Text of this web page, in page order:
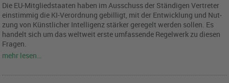
Die EU-Mit­glied­staa­ten haben im Aus­schuss der Stän­di­gen Ver­tre­ter
ein­stim­mig die KI-Ver­ord­nung ge­bil­ligt, mit der Ent­wick­lung und Nut­
zung von Künst­li­cher In­tel­li­genz stär­ker ge­re­gelt wer­den sol­len. Es
han­delt sich um das welt­weit erste um­fas­sen­de Re­gel­werk zu die­sen
Fra­gen.
mehr lesen…